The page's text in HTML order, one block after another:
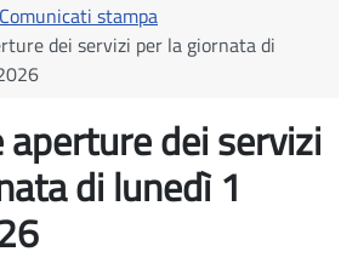
Comunicati stampa
dei servizi per la giornata di
dei servizi
di lunedì 1